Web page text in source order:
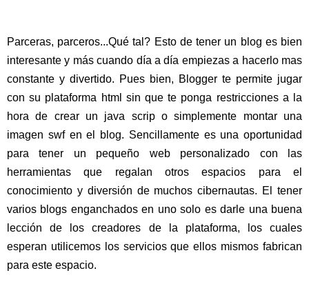
Parceras, parceros...Qué tal? Esto de tener un blog es bien
interesante y más cuando día a día empiezas a hacerlo mas
constante y divertido. Pues bien, Blogger te permite jugar
con su plataforma html sin que te ponga restricciones a la
hora de crear un java scrip o simplemente montar una
imagen swf en el blog. Sencillamente es una oportunidad
para tener un pequeño web personalizado con las
herramientas que regalan otros espacios para el
conocimiento y diversión de muchos cibernautas. El tener
varios blogs enganchados en uno solo es darle una buena
lección de los creadores de la plataforma, los cuales
esperan utilicemos los servicios que ellos mismos fabrican
para este espacio.